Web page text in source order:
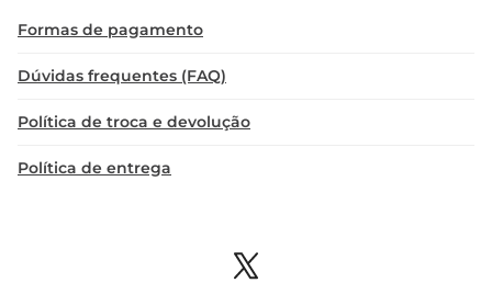
Formas de pagamento
Dúvidas frequentes (FAQ)
Política de troca e devolução
Política de entrega